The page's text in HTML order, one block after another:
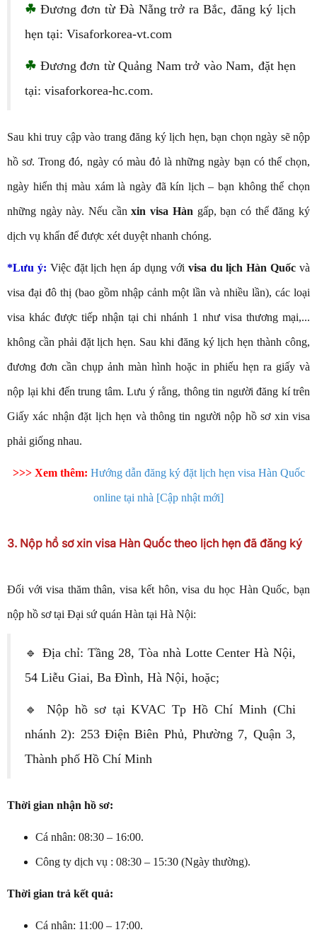
☘ Đương đơn từ Đà Nẵng trở ra Bắc, đăng ký lịch
hẹn tại: Visaforkorea-vt.com
☘ Đương đơn từ Quảng Nam trở vào Nam, đặt hẹn
tại: visaforkorea-hc.com.
Sau khi truy cập vào trang đăng ký lịch hẹn, bạn chọn ngày sẽ nộp
hồ sơ. Trong đó, ngày có màu đỏ là những ngày bạn có thể chọn,
ngày hiển thị màu xám là ngày đã kín lịch – bạn không thể chọn
những ngày này. Nếu cầnxin visa Hàn gấp, bạn có thể đăng ký
dịch vụ khẩn để được xét duyệt nhanh chóng.
*Lưu ý: Việc đặt lịch hẹn áp dụng với visa du lịch Hàn Quốc và
visa đại đô thị (bao gồm nhập cảnh một lần và nhiều lần), các loại
visa khác được tiếp nhận tại chi nhánh 1 như visa thương mại,...
không cần phải đặt lịch hẹn. Sau khi đăng ký lịch hẹn thành công,
đương đơn cần chụp ảnh màn hình hoặc in phiếu hẹn ra giấy và
nộp lại khi đến trung tâm. Lưu ý rằng, thông tin người đăng kí trên
Giấy xác nhận đặt lịch hẹn và thông tin người nộp hồ sơ xin visa
phải giống nhau.
>>> Xem thêm: Hướng dẫn đăng ký đặt lịch hẹn visa Hàn Quốc
online tại nhà [Cập nhật mới]
3. Nộp hồ sơ xin visa Hàn Quốc theo lịch hẹn đã đăng ký
Đối với visa thăm thân, visa kết hôn, visa du học Hàn Quốc, bạn
nộp hồ sơ tại Đại sứ quán Hàn tại Hà Nội:
🔹 Địa chỉ: Tầng 28, Tòa nhà Lotte Center Hà Nội,
54 Liễu Giai, Ba Đình, Hà Nội, hoặc;
🔹 Nộp hồ sơ tại KVAC Tp Hồ Chí Minh (Chi
nhánh 2): 253 Điện Biên Phủ, Phường 7, Quận 3,
Thành phố Hồ Chí Minh
Thời gian nhận hồ sơ:
Cá nhân: 08:30 – 16:00.
Công ty dịch vụ : 08:30 – 15:30 (Ngày thường).
Thời gian trả kết quả:
Cá nhân: 11:00 – 17:00.